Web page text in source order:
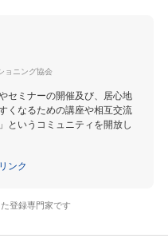
ョニング協会
セミナーの開催及び、居心地
くなるための講座や相互交流
というコミュニティを開放し
ンク
登録専門家です